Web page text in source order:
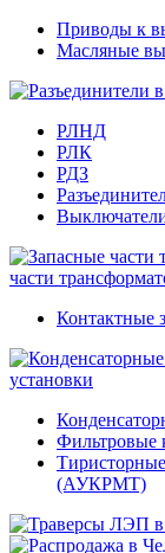
Приводы к
Масляные
РЛНД
РЛК
РДЗ
части
Контактные
установки
Фильтровые
(АУКРМТ)